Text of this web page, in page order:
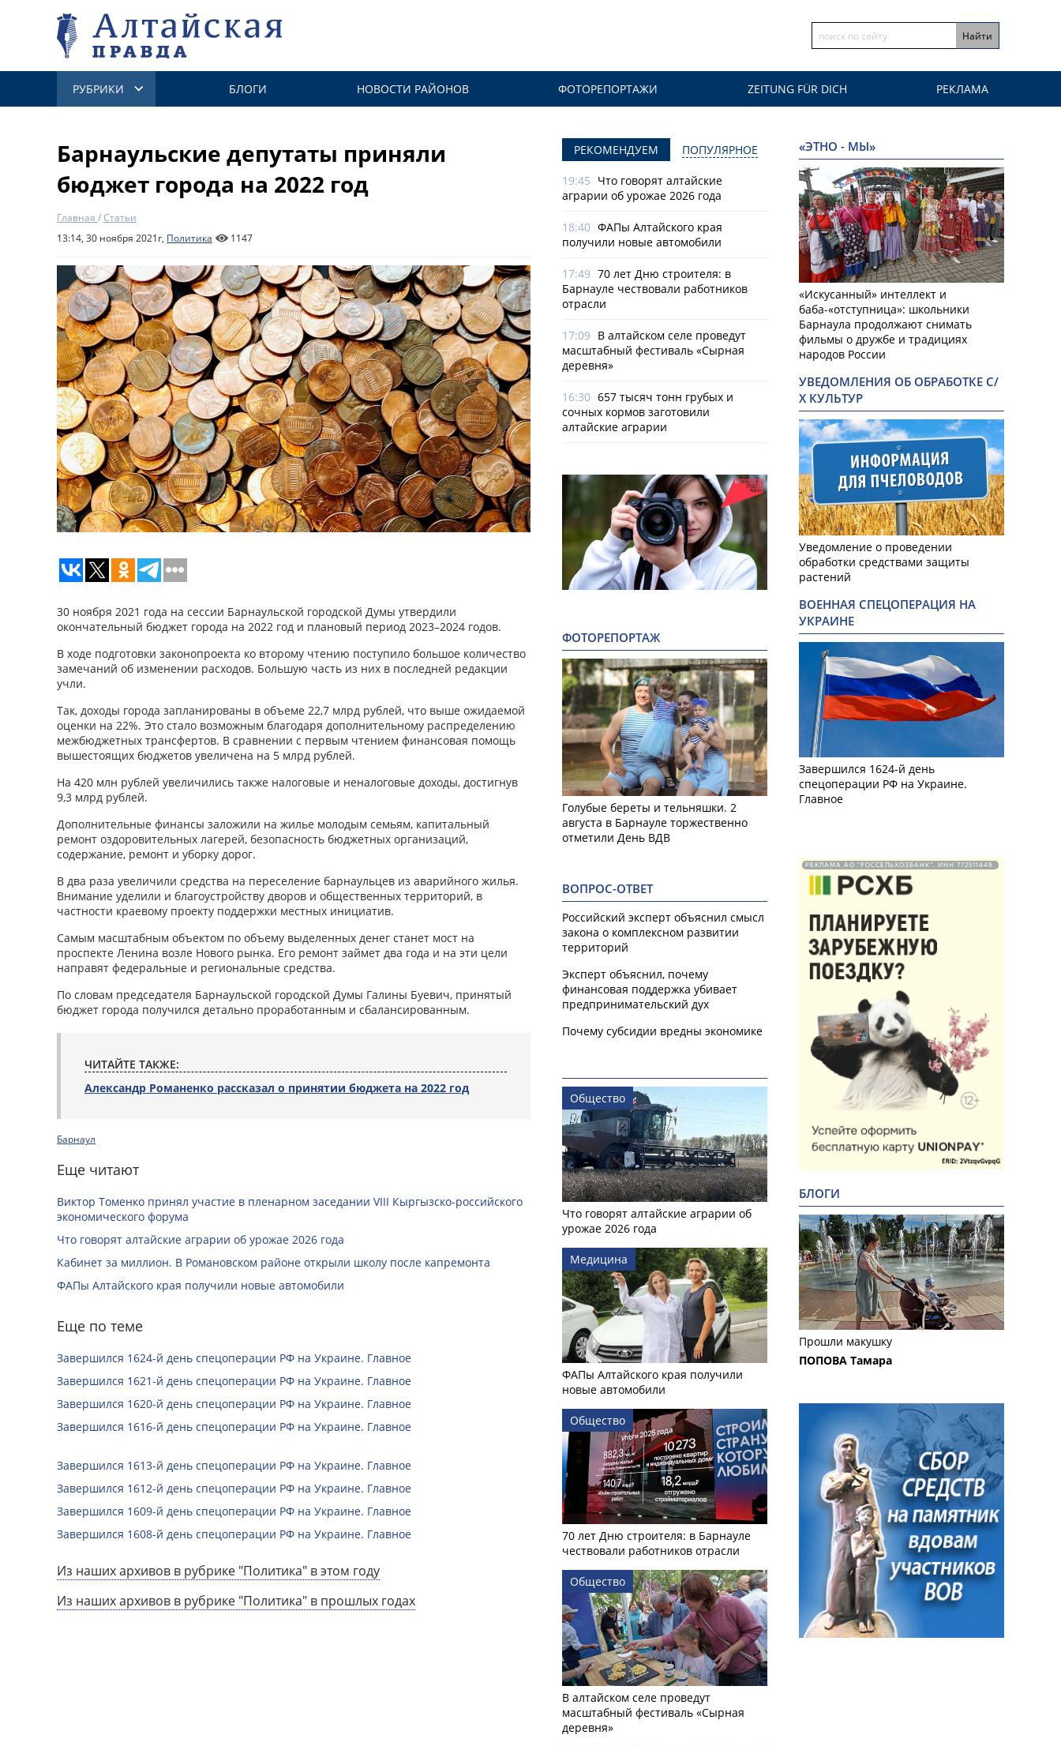
РУБРИКИ БЛОГИ НОВОСТИ РАЙОНОВ ФОТОРЕПОРТАЖИ ZEITUNG FÜR DICH РЕКЛАМА
Барнаульские депутаты приняли
бюджет города на 2022 год
Главная /Статьи
13:14, 30 ноября 2021г, Политика 1147
30 ноября 2021 года на сессии Барнаульской городской Думы утвердили
окончательный бюджет города на 2022 год и плановый период 2023–2024 годов.
В ходе подготовки законопроекта ко второму чтению поступило большое количество
замечаний об изменении расходов. Большую часть из них в последней редакции
учли.
Так, доходы города запланированы в объеме 22,7 млрд рублей, что выше ожидаемой
оценки на 22%. Это стало возможным благодаря дополнительному распределению
межбюджетных трансфертов. В сравнении с первым чтением финансовая помощь
вышестоящих бюджетов увеличена на 5 млрд рублей.
На 420 млн рублей увеличились также налоговые и неналоговые доходы, достигнув
9,3 млрд рублей.
Дополнительные финансы заложили на жилье молодым семьям, капитальный
ремонт оздоровительных лагерей, безопасность бюджетных организаций,
содержание, ремонт и уборку дорог.
В два раза увеличили средства на переселение барнаульцев из аварийного жилья.
Внимание уделили и благоустройству дворов и общественных территорий, в
частности краевому проекту поддержки местных инициатив.
Самым масштабным объектом по объему выделенных денег станет мост на
проспекте Ленина возле Нового рынка. Его ремонт займет два года и на эти цели
направят федеральные и региональные средства.
По словам председателя Барнаульской городской Думы Галины Буевич, принятый
бюджет города получился детально проработанным и сбалансированным.
ЧИТАЙТЕ ТАКЖЕ:
Александр Романенко рассказал о принятии бюджета на 2022 год
Барнаул
Еще читают
Виктор Томенко принял участие в пленарном заседании VIII Кыргызско-российского
экономического форума
Что говорят алтайские аграрии об урожае 2026 года
Кабинет за миллион. В Романовском районе открыли школу после капремонта
ФАПы Алтайского края получили новые автомобили
Еще по теме
Завершился 1624-й день спецоперации РФ на Украине. Главное
Завершился 1621-й день спецоперации РФ на Украине. Главное
Завершился 1620-й день спецоперации РФ на Украине. Главное
Завершился 1616-й день спецоперации РФ на Украине. Главное
Завершился 1613-й день спецоперации РФ на Украине. Главное
Завершился 1612-й день спецоперации РФ на Украине. Главное
Завершился 1609-й день спецоперации РФ на Украине. Главное
Завершился 1608-й день спецоперации РФ на Украине. Главное
Из наших архивов в рубрике "Политика" в этом году
Из наших архивов в рубрике "Политика" в прошлых годах
РЕКОМЕНДУЕМ ПОПУЛЯРНОЕ
19:45 Что говорят алтайские
аграрии об урожае 2026 года
18:40 ФАПы Алтайского края
получили новые автомобили
17:49 70 лет Дню строителя: в
Барнауле чествовали работников
отрасли
17:09 В алтайском селе проведут
масштабный фестиваль «Сырная
деревня»
16:30 657 тысяч тонн грубых и
сочных кормов заготовили
алтайские аграрии
ФОТОРЕПОРТАЖ
Голубые береты и тельняшки. 2
августа в Барнауле торжественно
отметили День ВДВ
ВОПРОС-ОТВЕТ
Российский эксперт объяснил смысл
закона о комплексном развитии
территорий
Эксперт объяснил, почему
финансовая поддержка убивает
предпринимательский дух
Почему субсидии вредны экономике
Общество
Что говорят алтайские аграрии об
урожае 2026 года
Медицина
ФАПы Алтайского края получили
новые автомобили
Общество
70 лет Дню строителя: в Барнауле
чествовали работников отрасли
Общество
В алтайском селе проведут
масштабный фестиваль «Сырная
деревня»
«ЭТНО - МЫ»
«Искусанный» интеллект и
баба-«отступница»: школьники
Барнаула продолжают снимать
фильмы о дружбе и традициях
народов России
УВЕДОМЛЕНИЯ ОБ ОБРАБОТКЕ С/
Х КУЛЬТУР
Уведомление о проведении
обработки средствами защиты
растений
ВОЕННАЯ СПЕЦОПЕРАЦИЯ НА
УКРАИНЕ
Завершился 1624-й день
спецоперации РФ на Украине.
Главное
РЕКЛАМА АО "РОССЕЛЬХОЗБАНК". ИНН 772511448.
БЛОГИ
Прошли макушку
ПОПОВА Тамара